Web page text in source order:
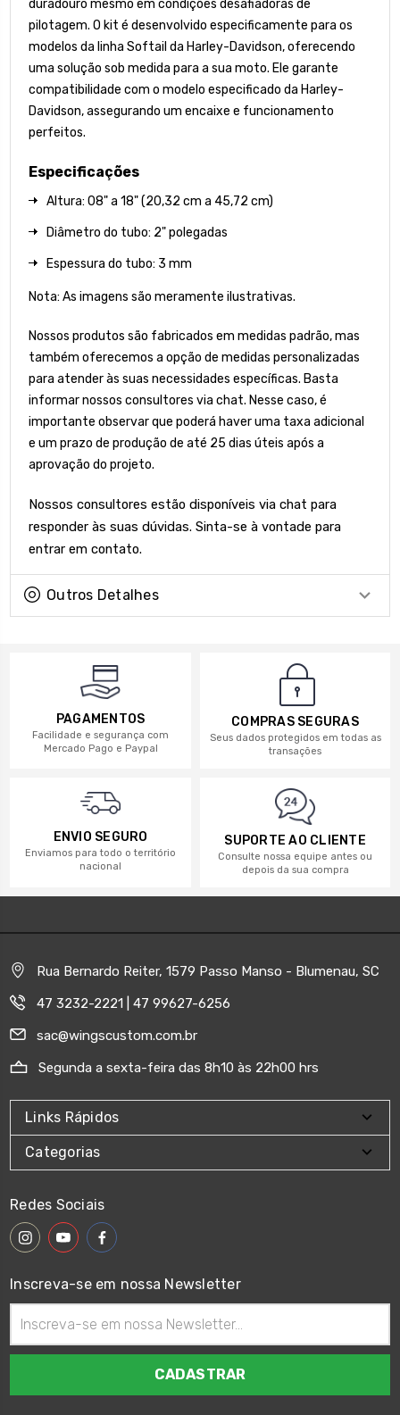
duradouro mesmo em condições desafiadoras de
pilotagem. O kit é desenvolvido especificamente para os
modelos da linha Softail da Harley-Davidson, oferecendo
uma solução sob medida para a sua moto. Ele garante
compatibilidade com o modelo especificado da Harley-
Davidson, assegurando um encaixe e funcionamento
perfeitos.
Especificações
Altura: 08" a 18" (20,32 cm a 45,72 cm)
Diâmetro do tubo: 2" polegadas
Espessura do tubo: 3 mm
Nota: As imagens são meramente ilustrativas.
Nossos produtos são fabricados em medidas padrão, mas
também oferecemos a opção de medidas personalizadas
para atender às suas necessidades específicas. Basta
informar nossos consultores via chat. Nesse caso, é
importante observar que poderá haver uma taxa adicional
e um prazo de produção de até 25 dias úteis após a
aprovação do projeto.
Nossos consultores estão disponíveis via chat para
responder às suas dúvidas. Sinta-se à vontade para
entrar em contato.
Outros Detalhes
PAGAMENTOS
Facilidade e segurança com
Mercado Pago e Paypal
COMPRAS SEGURAS
Seus dados protegidos em todas as
transações
ENVIO SEGURO
Enviamos para todo o território
nacional
SUPORTE AO CLIENTE
Consulte nossa equipe antes ou
depois da sua compra
Rua Bernardo Reiter, 1579 Passo Manso - Blumenau, SC
47 3232-2221 | 47 99627-6256
sac@wingscustom.com.br
Segunda a sexta-feira das 8h10 às 22h00 hrs
Links Rápidos
Categorias
Redes Sociais
Inscreva-se em nossa Newsletter
de
email